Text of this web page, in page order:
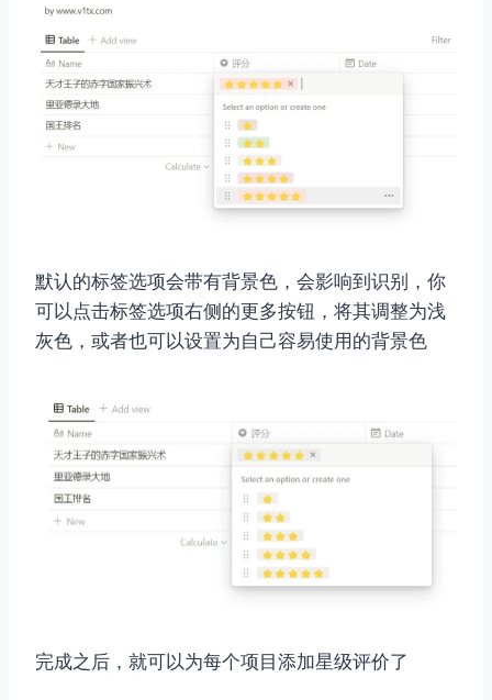
默认的标签选项会带有背景色，会影响到识别，你
可以点击标签选项右侧的更多按钮，将其调整为浅
灰色，或者也可以设置为自己容易使用的背景色
完成之后，就可以为每个项目添加星级评价了